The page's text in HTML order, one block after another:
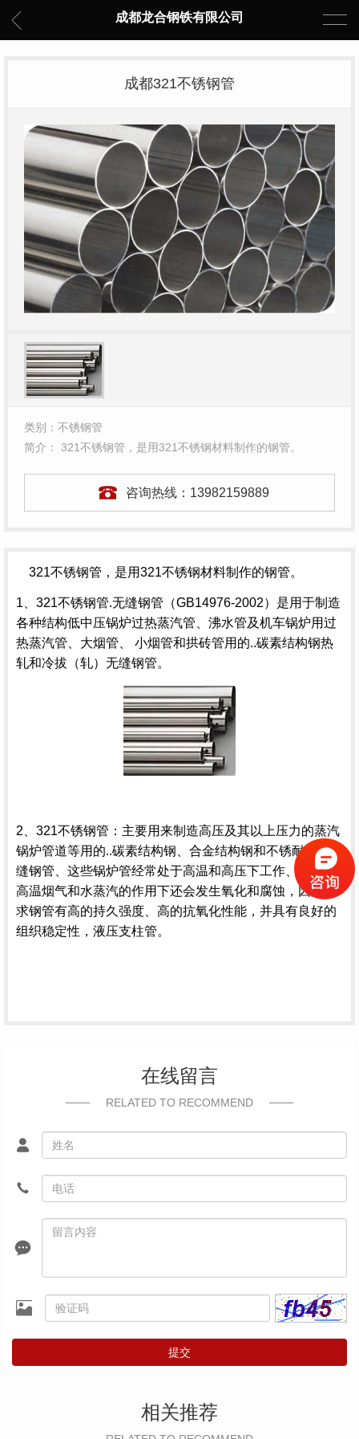
成都龙合钢铁有限公司
成都321不锈钢管
类别：不锈钢管
简介： 321不锈钢管，是用321不锈钢材料制作的钢管。
咨询热线： 13982159889
321不锈钢管，是用321不锈钢材料制作的钢管。
1、321不锈钢管.无缝钢管（GB14976-2002）是用于制造
各种结构低中压锅炉过热蒸汽管、沸水管及机车锅炉用过
热蒸汽管、大烟管、 小烟管和拱砖管用的..碳素结构钢热
轧和冷拔（轧）无缝钢管。
2、321不锈钢管：主要用来制造高压及其以上压力的蒸汽
锅炉管道等用的..碳素结构钢、合金结构钢和不锈耐热钢无
缝钢管、这些锅炉管经常处于高温和高压下工作、管子在
高温烟气和水蒸汽的作用下还会发生氧化和腐蚀，因此要
求钢管有高的持久强度 、高的抗氧化性能，并具有良好的
组织稳定性， 液压支柱管。
在线留言
RELATED TO RECOMMEND
提交
相关推荐